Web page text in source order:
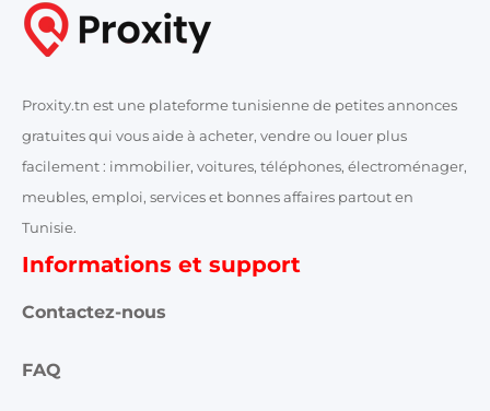
Proxity.tn est une plateforme tunisienne de petites annonces
gratuites qui vous aide à acheter, vendre ou louer plus
facilement : immobilier, voitures, téléphones, électroménager,
meubles, emploi, services et bonnes affaires partout en
Tunisie.
Informations et support
Contactez-nous
FAQ